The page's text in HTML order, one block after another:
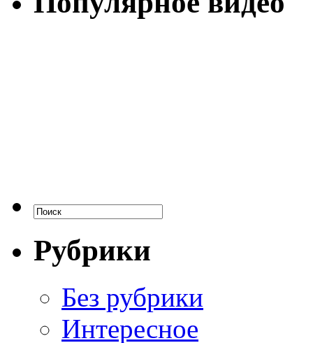
Рубрики
Без рубрики
Интересное